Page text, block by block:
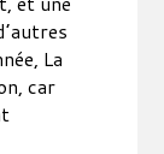
La
car